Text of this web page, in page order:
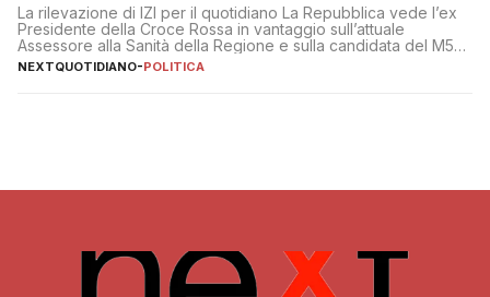
La rilevazione di IZI per il quotidiano La Repubblica vede l’ex
Presidente della Croce Rossa in vantaggio sull’attuale
Assessore alla Sanità della Regione e sulla candidata del M5S
Donatella Bianchi
NEXTQUOTIDIANO-POLITICA